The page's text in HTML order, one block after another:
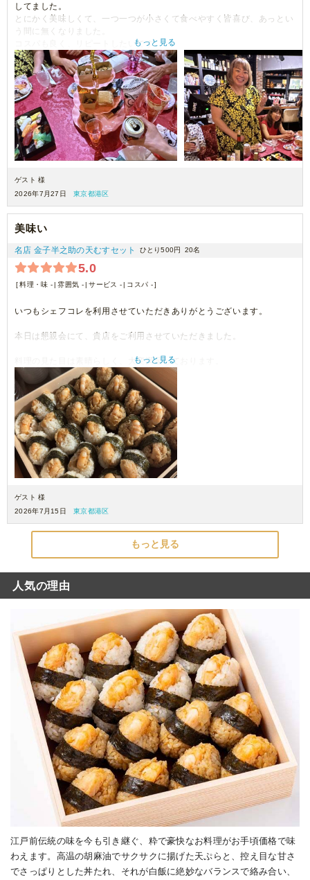
してました。
とにかく美味しくて、一つ一つが小さくて食べやすく皆喜び、あっとい
う間に無くなりました。
コスパも良く、リピートしたいです。
出来れば一つづつ、ラップされていると更に便利だなと思いました！
もっと見る
ゲスト 様
2026年7月27日
東京都港区
美味い
名店 金子半之助の天むすセット ひとり500円 20名
5.0
料理・味 - 雰囲気 - サービス - コスパ -
いつもシェフコレを利用させていただきありがとうございます。
本日は懇親会にて、貴店をご利用させていただきました。
料理の見た目は素晴らしく、大変満足しております。
機会がございましたら、ぜひご利用させていただきます。
もっと見る
ゲスト 様
2026年7月15日
東京都港区
もっと見る
人気の理由
江戸前伝統の味を今も引き継ぐ、粋で豪快なお料理がお手頃価格で味
わえます。高温の胡麻油でサクサクに揚げた天ぷらと、控え目な甘さ
でさっぱりとした丼たれ、それが白飯に絶妙なバランスで絡み合い、